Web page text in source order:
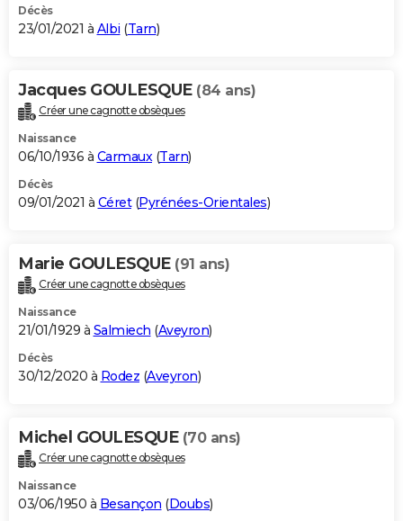
Décès
23/01/2021 à Albi (Tarn)
Jacques GOULESQUE (84 ans)
Créer une cagnotte obsèques
Naissance
06/10/1936 à Carmaux(Tarn)
Décès
09/01/2021 à Céret(Pyrénées-Orientales)
Marie GOULESQUE (91 ans)
Créer une cagnotte obsèques
Naissance
21/01/1929 à Salmiech (Aveyron)
Décès
30/12/2020 à Rodez (Aveyron)
Michel GOULESQUE (70 ans)
Créer une cagnotte obsèques
Naissance
03/06/1950 à Besançon (Doubs)